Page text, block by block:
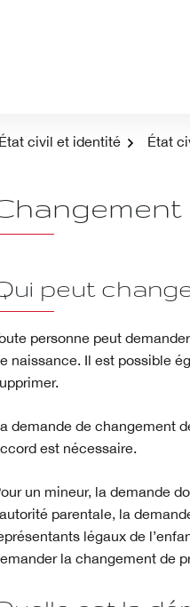
État civil et identité État
peut
personne peut
naissance. Il est possible
demande de changement
est nécessaire.
un mineur, la demande
parentale, la
légaux de
la changement de